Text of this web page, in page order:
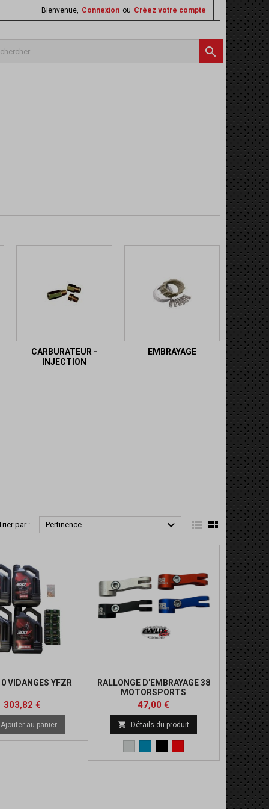
Bienvenue, Connexion ou Créez votre compte

CARBURATEUR -
INJECTION
EMBRAYAGE
par : Pertinence   
VIDANGES YFZR
Prix
303,82 €Prix
de
base
Ajouter au panier
RALLONGE D'EMBRAYAGE 38
MOTORSPORTS
Prix
47,00 €
 Détails du produit